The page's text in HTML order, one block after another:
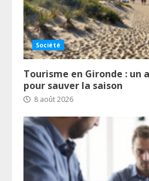
Société
Tourisme en Gironde : un
pour sauver la saison
8 août 2026